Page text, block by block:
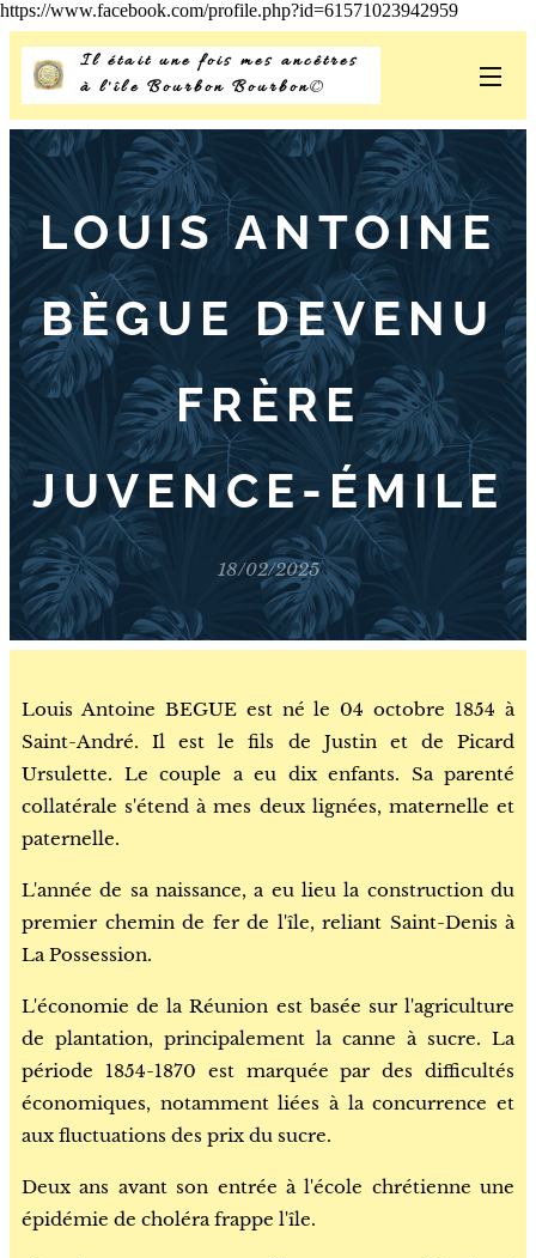
https://www.facebook.com/profile.php?id=61571023942959
Il était une fois mes ancêtres
à l'île Bourbon Bourbon©
LOUIS ANTOINE
BÈGUE DEVENU
FR ÈRE
JUVENCE- ÉMILE
18/02/2025
Louis Antoine BEGUE est né le 04 octobre 1854 à
Saint-André. Il est le fils de Justin et de Picard
Ursulette. Le couple a eu dix enfants. Sa parenté
collatérale s'étend à mes deux lignées, maternelle et
paternelle.
L'année de sa naissance, a eu lieu la construction du
premier chemin de fer de l'île, reliant Saint-Denis à
La Possession.
L'économie de la Réunion est basée sur l'agriculture
de plantation, principalement la canne à sucre. La
période 1854-1870 est marquée par des difficultés
économiques, notamment liées à la concurrence et
aux fluctuations des prix du sucre.
Deux ans avant son entrée à l'école chrétienne une
épidémie de choléra frappe l'île.